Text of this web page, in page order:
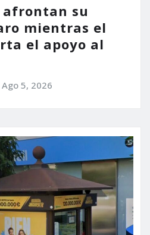
afrontan su
mientras el
el apoyo al
Ago 5, 2026